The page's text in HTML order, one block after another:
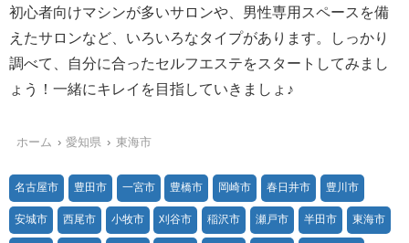
初心者向けマシンが多いサロンや、男性専用スペースを備
えたサロンなど、いろいろなタイプがあります。しっかり
調べて、自分に合ったセルフエステをスタートしてみまし
ょう！一緒にキレイを目指していきましょ♪
ホーム 愛知県 東海市
名古屋市 豊田市 一宮市 豊橋市 岡崎市 春日井市 豊川市
安城市 西尾市 小牧市 刈谷市 稲沢市 瀬戸市 半田市 東海市